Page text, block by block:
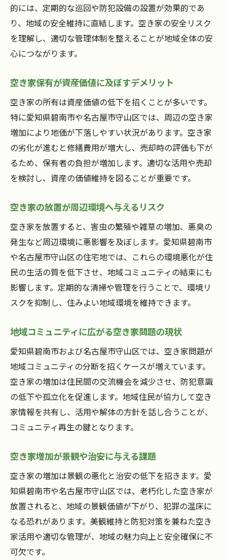
由
賢い空き家管理方法と実践事例の紹介
愛知県エリアで注目の空き家活用術とは
愛知県で進む空き家活用の最新トレンド
空き家の利活用が地域活性化を促進する
空き家を多目的スペースに変えるアイデア
空き家活用で新たなコミュニティ形成が可
能
空き家の有効活用ポイントと注意点解説
補助金制度を活用した空き家対策のコツ
補助金を活用した空き家リフォームの流れ
空き家対策に役立つ制度の上手な使い方
補助金活用で費用負担を軽減する方法
空き家補助金の申請手順と注意事項
空き家管理と補助金制度の賢い組み合わせ
地域活性化につながる空き家の新しい活用法
空き家改修がもたらすまちづくり効果
空き家と地域資源を組み合わせた新提案
空き家活用で生まれる新ビジネスの可能性
空き家が地域コミュニティに与える変化
空き家の利活用が持続可能な地域作りに貢
献
空き家問題解決へ向けた実例から学ぶポイント
空き家問題の解決に成功した地域事例
実際の空き家除却・再生プロセスを解説
空き家活用の現場から得た教訓とヒント
空き家問題に取り組む人々の声と対策
他地域から学ぶ空き家対応の工夫と効果
空き家再生による新たな地域価値の創出
失敗しない空き家運用のための基礎知識
的には、定期的な巡回や防犯設備の設置が効果的であ
り、地域の安全維持に直結します。空き家の安全リスク
を理解し、適切な管理体制を整えることが地域全体の安
心につながります。
空き家保有が資産価値に及ぼすデメリット
空き家の所有は資産価値の低下を招くことが多いです。
特に愛知県碧南市や名古屋市守山区では、周辺の空き家
増加により地価が下落しやすい状況があります。空き家
の劣化が進むと修繕費用が増大し、売却時の評価も下が
るため、保有者の負担が増加します。適切な活用や売却
を検討し、資産の価値維持を図ることが重要です。
空き家の放置が周辺環境へ与えるリスク
空き家を放置すると、害虫の繁殖や雑草の増加、悪臭の
発生など周辺環境に悪影響を及ぼします。愛知県碧南市
や名古屋市守山区の住宅地では、これらの環境悪化が住
民の生活の質を低下させ、地域コミュニティの結束にも
影響します。定期的な清掃や管理を行うことで、環境リ
スクを抑制し、住みよい地域環境を維持できます。
地域コミュニティに広がる空き家問題の現状
愛知県碧南市および名古屋市守山区では、空き家問題が
地域コミュニティの分断を招くケースが増えています。
空き家の増加は住民間の交流機会を減少させ、防犯意識
の低下や孤立化を促進します。地域住民が協力して空き
家情報を共有し、活用や解体の方針を話し合うことが、
コミュニティ再生の鍵となります。
空き家増加が景観や治安に与える課題
空き家の増加は景観の悪化と治安の低下を招きます。愛
知県碧南市や名古屋市守山区では、老朽化した空き家が
放置されると、地域の景観価値が下がり、犯罪の温床に
なる恐れがあります。美観維持と防犯対策を兼ねた空き
家活用や適切な管理が、地域の魅力向上と安全確保に不
可欠です。